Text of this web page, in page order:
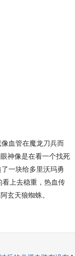
血管在魔龙刀兵而
神像是在看一个找死
一块给多里沃玛勇
上去稳重，热血传
玄天狼蜘蛛。